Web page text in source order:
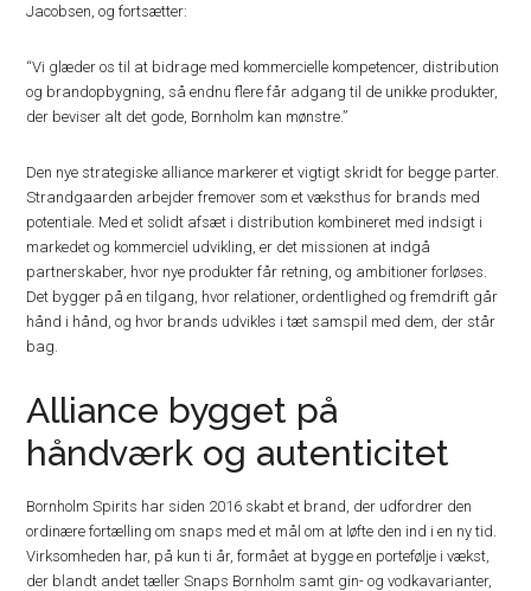
Jacobsen, og fortsætter:
“Vi glæder os til at bidrage med kommercielle kompetencer, distribution
og brandopbygning, så endnu flere får adgang til de unikke produkter,
der beviser alt det gode, Bornholm kan mønstre.”
Den nye strategiske alliance markerer et vigtigt skridt for begge parter.
Strandgaarden arbejder fremover som et væksthus for brands med
potentiale. Med et solidt afsæt i distribution kombineret med indsigt i
markedet og kommerciel udvikling, er det missionen at indgå
partnerskaber, hvor nye produkter får retning, og ambitioner forløses.
Det bygger på en tilgang, hvor relationer, ordentlighed og fremdrift går
hånd i hånd, og hvor brands udvikles i tæt samspil med dem, der står
bag.
Alliance bygget på
håndværk og autenticitet
Bornholm Spirits har siden 2016 skabt et brand, der udfordrer den
ordinære fortælling om snaps med et mål om at løfte den ind i en ny tid.
Virksomheden har, på kun ti år, formået at bygge en portefølje i vækst,
der blandt andet tæller Snaps Bornholm samt gin- og vodkavarianter,